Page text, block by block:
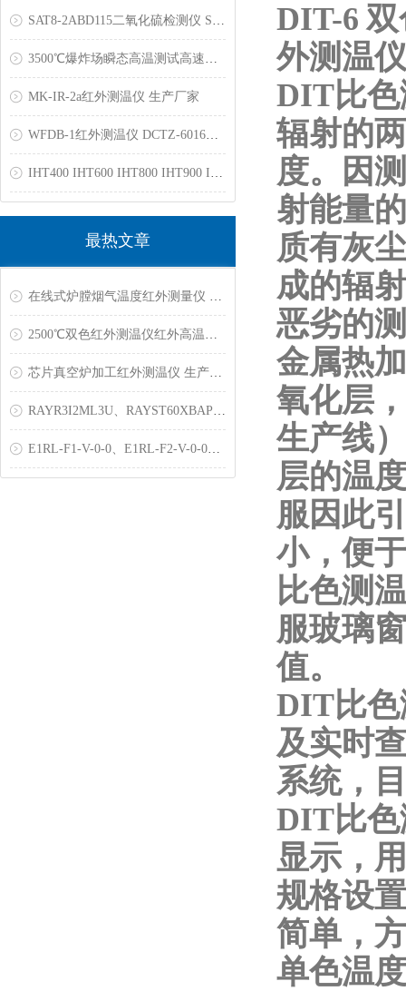
SAT8-2ABD115二氧化硫检测仪 SAT8-1ARB100苯检测仪
3500℃爆炸场瞬态高温测试高速光谱相机双色测温仪光纤高温计
MK-IR-2a红外测温仪 生产厂家
WFDB-1红外测温仪 DCTZ-6016高温计3000℃
IHT400 IHT600 IHT800 IHT900 IHT1100 IHT1400红外测温仪
最热文章
在线式炉膛烟气温度红外测量仪 RAYBS211YC
2500℃双色红外测温仪红外高温计 石墨烯,冶金,真空炉,工业炉专用
芯片真空炉加工红外测温仪 生产工艺
RAYR3I2ML3U、RAYST60XBAP、RAYMXZTDUVB
E1RL-F1-V-0-0、E1RL-F2-V-0-0高温红外测温仪
DIT-6
外测温
DIT比色
辐射的
度。因
射能量
质有灰
成的辐
恶劣的
金属热
氧化层
生产线
层的温
服因此
小，便
比色测
服玻璃
值。
DIT比色
及实时
系统，
DIT比色
显示，
规格设
简单，
单色温